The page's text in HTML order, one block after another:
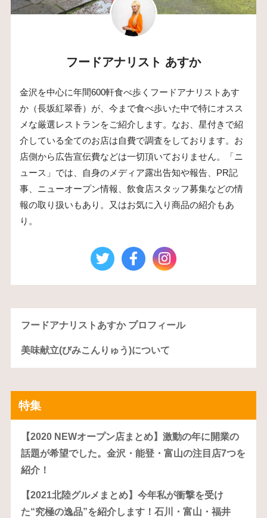
フードアナリスト あすか
金沢を中心に年間600軒食べ歩くフードアナリストあす
か（長坂紅翠香）が、今まで食べ歩いた中で特にオスス
メな厳選レストランをご紹介します。なお、星付きで紹
介している全てのお店は自費で調査をしております。お
店側から広告宣伝費などは一切頂いておりません。「ニ
ュース」では、自身のメディア露出告知や報告、PR記
事、ニューオープン情報、飲食店スタッフ募集などの情
報の取り扱いもあり。又はお気に入り商品の紹介もあ
り。
フードアナリストあすか プロフィール
美味献立(びみこんりゅう)について
特集
【2020 NEWオープン店まとめ】激動の年に開業の
話題が希望でした。金沢・能登・富山の注目店7つを
紹介！
【2021北陸グルメまとめ】今年私が衝撃を受け
た“究極の逸品”を紹介します！石川・富山・福井